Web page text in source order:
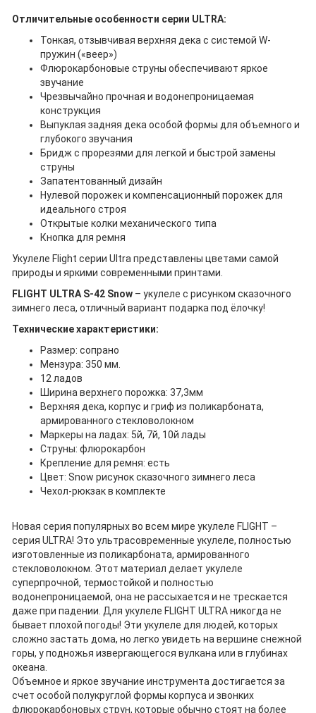
Отличительные особенности серии ULTRA:
Тонкая, отзывчивая верхняя дека с системой W-
пружин («веер»)
Флюрокарбоновые струны обеспечивают яркое
звучание
Чрезвычайно прочная и водонепроницаемая
конструкция
Выпуклая задняя дека особой формы для объемного и
глубокого звучания
Бридж с прорезями для легкой и быстрой замены
струны
Запатентованный дизайн
Нулевой порожек и компенсационный порожек для
идеального строя
Открытые колки механического типа
Кнопка для ремня
Укулеле Flight серии Ultra представлены цветами самой
природы и яркими современными принтами.
FLIGHT ULTRA S-42 Snow – укулеле с рисунком сказочного
зимнего леса, отличный вариант подарка под ёлочку!
Технические характеристики:
Размер: сопрано
Мензура: 350 мм.
12 ладов
Ширина верхнего порожка: 37,3мм
Верхняя дека, корпус и гриф из поликарбоната,
армированного стекловолокном
Маркеры на ладах: 5й, 7й, 10й лады
Струны: флюрокарбон
Крепление для ремня: есть
Цвет: Snow рисунок сказочного зимнего леса
Чехол-рюкзак в комплекте
Новая серия популярных во всем мире укулеле FLIGHT –
серия ULTRA! Это ультрасовременные укулеле, полностью
изготовленные из поликарбоната, армированного
стекловолокном. Этот материал делает укулеле
суперпрочной, термостойкой и полностью
водонепроницаемой, она не рассыхается и не трескается
даже при падении. Для укулеле FLIGHT ULTRA никогда не
бывает плохой погоды! Эти укулеле для людей, которых
сложно застать дома, но легко увидеть на вершине снежной
горы, у подножья извергающегося вулкана или в глубинах
океана.
Объемное и яркое звучание инструмента достигается за
счет особой полукруглой формы корпуса и звонких
флюрокарбоновых струн, которые обычно стоят на более